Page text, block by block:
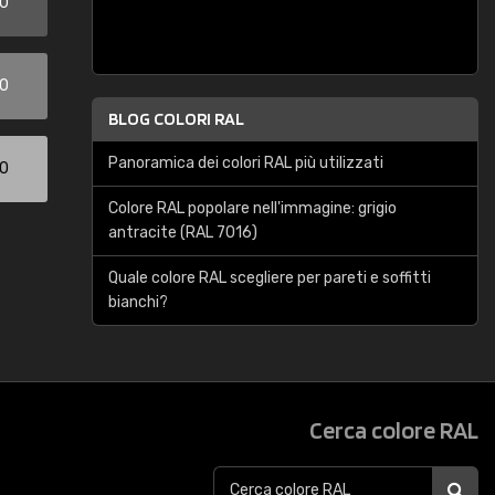
BLOG COLORI RAL
Panoramica dei colori RAL più utilizzati
Colore RAL popolare nell'immagine: grigio
antracite (RAL 7016)
Quale colore RAL scegliere per pareti e soffitti
bianchi?
Cerca colore RAL